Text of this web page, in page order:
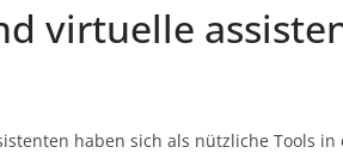
virtuelle
haben sich als nützliche Tools